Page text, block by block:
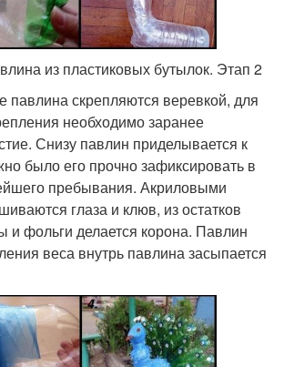
из пластиковых бутылок. Этап 2
павлина скрепляются веревкой, для
необходимо заранее
Снизу павлин приделывается к
было его прочно зафиксировать в
пребывания. Акриловыми
глаза и клюв, из остатков
и фольги делается корона. Павлин
веса внутрь павлина засыпается